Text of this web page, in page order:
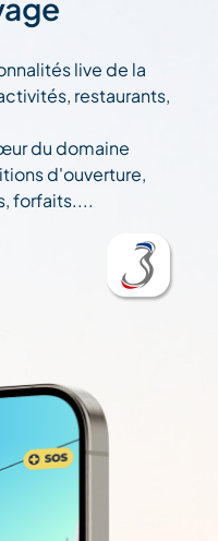
live de la
restaurants,
du domaine
d'ouverture,
forfaits....